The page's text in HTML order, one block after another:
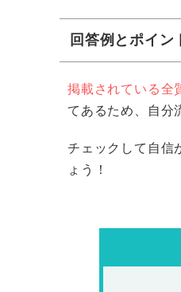
回答例とポイン
掲載されている全
てあるため、自分
チェックして自信
ょう！